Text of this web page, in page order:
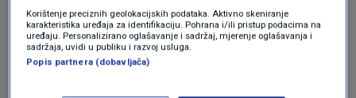
Korištenje preciznih geolokacijskih podataka. Aktivno skeniranje
karakteristika uređaja za identifikaciju. Pohrana i/ili pristup podacima na
uređaju. Personalizirano oglašavanje i sadržaj, mjerenje oglašavanja i
sadržaja, uvidi u publiku i razvoj usluga.
Popis partnera (dobavljača)